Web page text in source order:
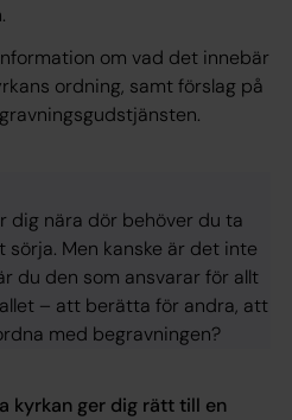
om vad det innebär
ordning, samt förslag på
dig nära dör behöver du ta
Men kanske är det inte
du den som ansvarar för allt
– att berätta för andra, att
med begravningen?
kyrkan ger dig rätt till en